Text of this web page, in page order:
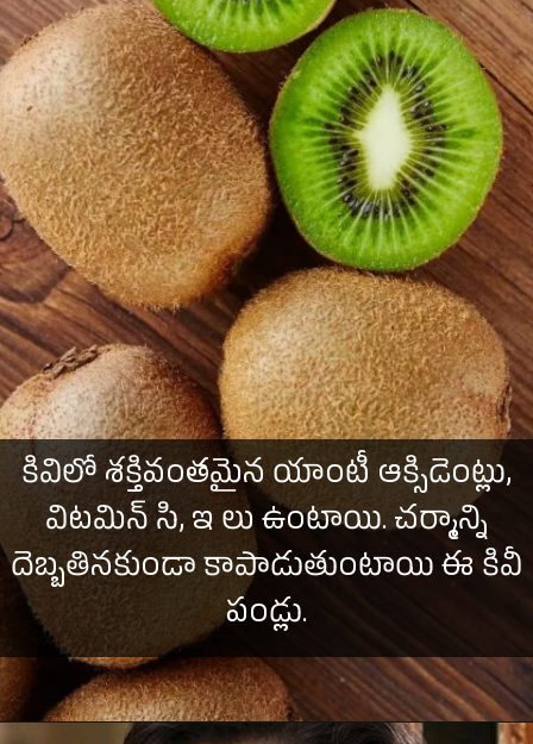
కివిలో శక్తివంతమైన యాంటీ ఆక్సిడెంట్లు,
విటమిన్ సి, ఇ లు ఉంటాయి. చర్మాన్ని
దెబ్బతినకుండా కాపాడుతుంటాయి ఈ కివీ
పండ్లు.